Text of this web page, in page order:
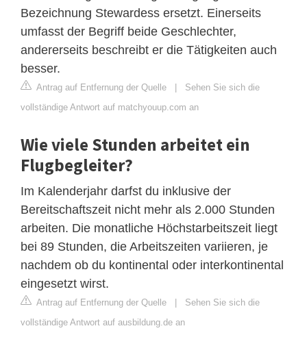
Bezeichnung Stewardess ersetzt. Einerseits
umfasst der Begriff beide Geschlechter,
andererseits beschreibt er die Tätigkeiten auch
besser.
Antrag auf Entfernung der Quelle | Sehen Sie sich die
vollständige Antwort auf matchyouup.com an
Wie viele Stunden arbeitet ein
Flugbegleiter?
Im Kalenderjahr darfst du inklusive der
Bereitschaftszeit nicht mehr als 2.000 Stunden
arbeiten. Die monatliche Höchstarbeitszeit liegt
bei 89 Stunden, die Arbeitszeiten variieren, je
nachdem ob du kontinental oder interkontinental
eingesetzt wirst.
Antrag auf Entfernung der Quelle | Sehen Sie sich die
vollständige Antwort auf ausbildung.de an